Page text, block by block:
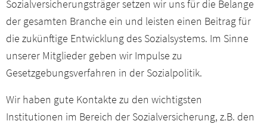
Sozialversicherungsträger setzen wir uns für die Belange
der gesamten Branche ein und leisten einen Beitrag für
die zukünftige Entwicklung des Sozialsystems. Im Sinne
unserer Mitglieder geben wir Impulse zu
Gesetzgebungsverfahren in der Sozialpolitik.
Wir haben gute Kontakte zu den wichtigsten
Institutionen im Bereich der Sozialversicherung, z.B. den